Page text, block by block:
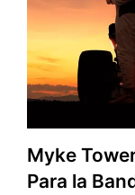
Myke
Para la